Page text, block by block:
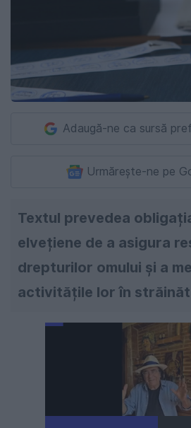
Adaugă-ne ca sursă
Urmărește-ne pe
Textul prevedea
elvețiene de a asigura
drepturilor omului și a
activitățile lor în